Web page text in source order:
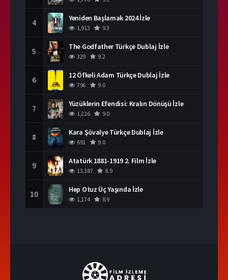
4 Yeniden Başlamak 2024 İzle
1,913 9.3
5 The Godfather Türkçe Dublaj İzle
329 9.2
6 12 Öfkeli Adam Türkçe Dublaj İzle
796 9.0
7 Yüzüklerin Efendisi: Kralın Dönüşü İzle
1,226 9.0
8 Kara Şövalye Türkçe Dublaj İzle
691 9.0
9 Atatürk 1881-1919 2. Film İzle
13,387 8.9
10 Hep Otuz Üç Yaşında İzle
1,174 8.9